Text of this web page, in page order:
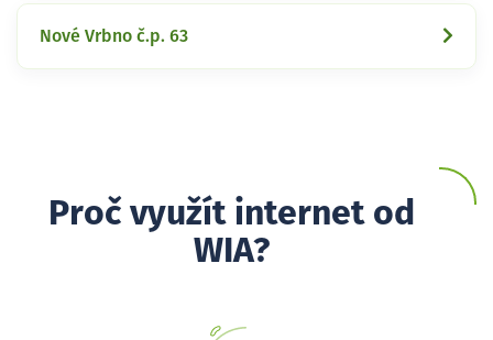
Nové Vrbno č.p. 63
Proč využít internet od
WIA?